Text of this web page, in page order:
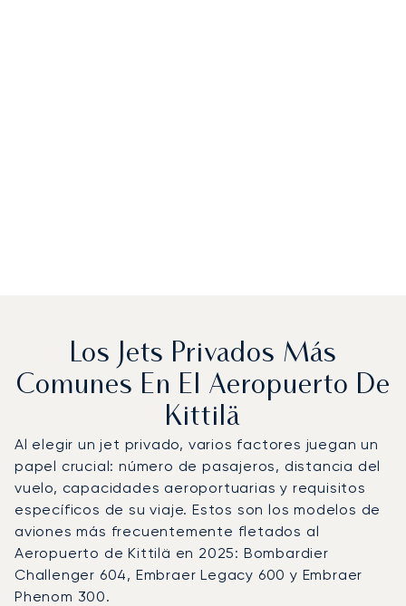
Los Jets Privados Más
Comunes En El Aeropuerto De
Kittilä
Al elegir un jet privado, varios factores juegan un
papel crucial: número de pasajeros, distancia del
vuelo, capacidades aeroportuarias y requisitos
específicos de su viaje. Estos son los modelos de
aviones más frecuentemente fletados al
Aeropuerto de Kittilä en 2025: Bombardier
Challenger 604, Embraer Legacy 600 y Embraer
Phenom 300.